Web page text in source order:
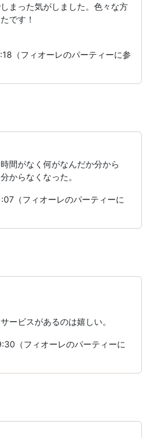
まった気がしました。色々な方
です！
（フィオーレのパーティーに参
間がなく何がなんだか分から
からなくなった。
（フィオーレのパーティーに
ービスがあるのは嬉しい。
（フィオーレのパーティーに